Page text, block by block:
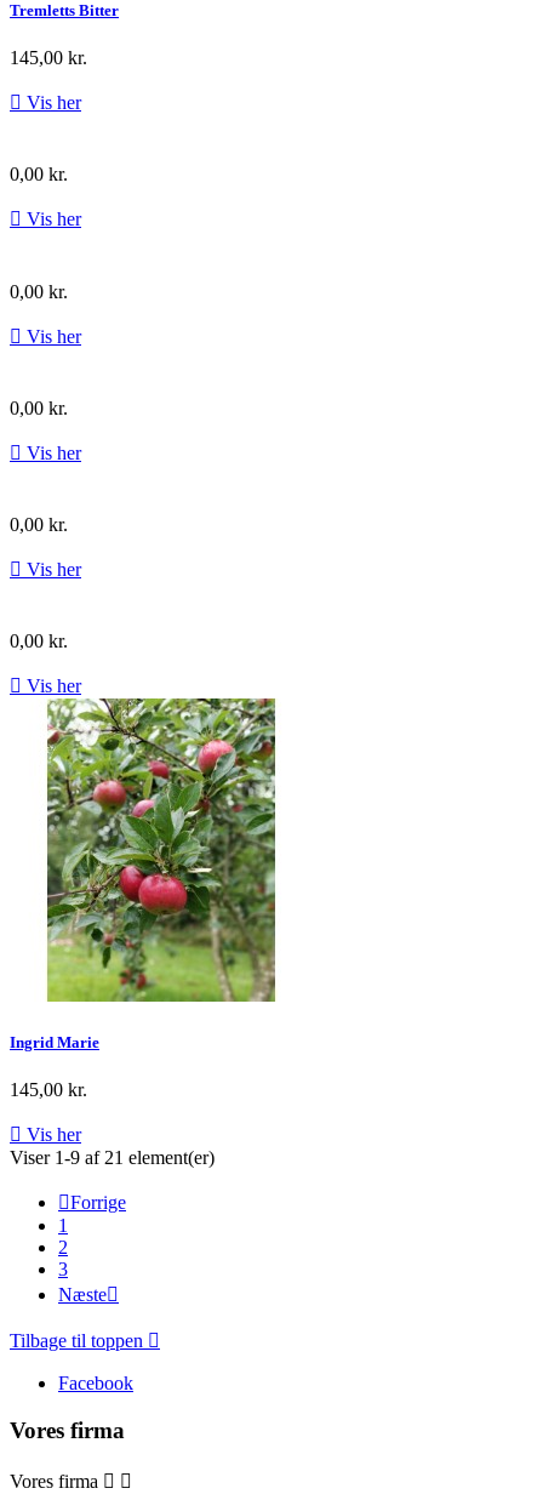
Tremletts Bitter
145,00 kr.
 Vis her
0,00 kr.
 Vis her
0,00 kr.
 Vis her
0,00 kr.
 Vis her
0,00 kr.
 Vis her
0,00 kr.
 Vis her
Ingrid Marie
145,00 kr.
 Vis her
Viser 1-9 af 21 element(er)
Forrige
1
2
3
Næste
Tilbage til toppen 
Facebook
Vores firma
Vores firma  